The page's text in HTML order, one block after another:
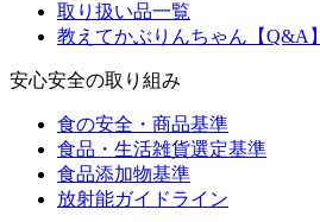
取り扱い品一覧
教えてかぶりんちゃん【Q&A】
安心安全の取り組み
食の安全・商品基準
食品・生活雑貨選定基準
食品添加物基準
放射能ガイドライン